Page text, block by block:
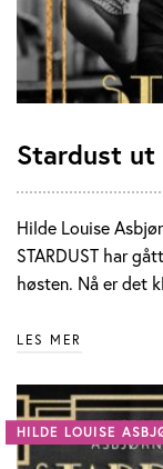
Stardust ut
Hilde Louise
STARDUST har
høsten. Nå er det
LES MER
HILDE LOUISE